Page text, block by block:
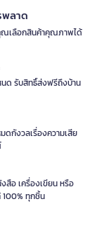
พลาด
ณเลือกสินค้าคุณภาพได้
ด รับสิทธิ์ส่งฟรีถึงบ้าน
กังวลเรื่องความเสีย
สือ เครื่องเขียน หรือ
100% ทุกชิ้น